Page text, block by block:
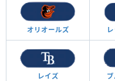
オリオールズ
レイズ